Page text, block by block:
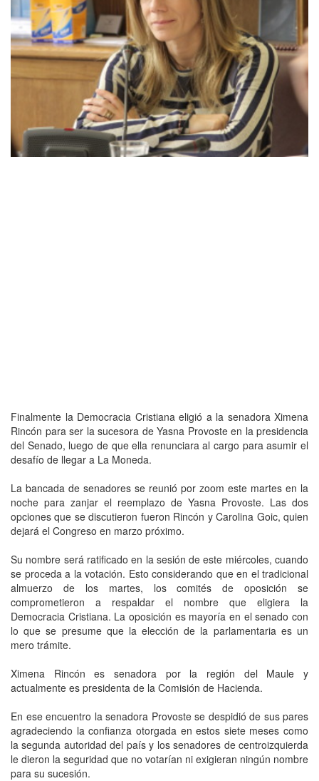
Finalmente la Democracia Cristiana eligió a la senadora Ximena
Rincón para ser la sucesora de Yasna Provoste en la presidencia
del Senado, luego de que ella renunciara al cargo para asumir el
desafío de llegar a La Moneda.
La bancada de senadores se reunió por zoom este martes en la
noche para zanjar el reemplazo de Yasna Provoste. Las dos
opciones que se discutieron fueron Rincón y Carolina Goic, quien
dejará el Congreso en marzo próximo.
Su nombre será ratificado en la sesión de este miércoles, cuando
se proceda a la votación. Esto considerando que en el tradicional
almuerzo de los martes, los comités de oposición se
comprometieron a respaldar el nombre que eligiera la
Democracia Cristiana. La oposición es mayoría en el senado con
lo que se presume que la elección de la parlamentaria es un
mero trámite.
Ximena Rincón es senadora por la región del Maule y
actualmente es presidenta de la Comisión de Hacienda.
En ese encuentro la senadora Provoste se despidió de sus pares
agradeciendo la confianza otorgada en estos siete meses como
la segunda autoridad del país y los senadores de centroizquierda
le dieron la seguridad que no votarían ni exigieran ningún nombre
para su sucesión.